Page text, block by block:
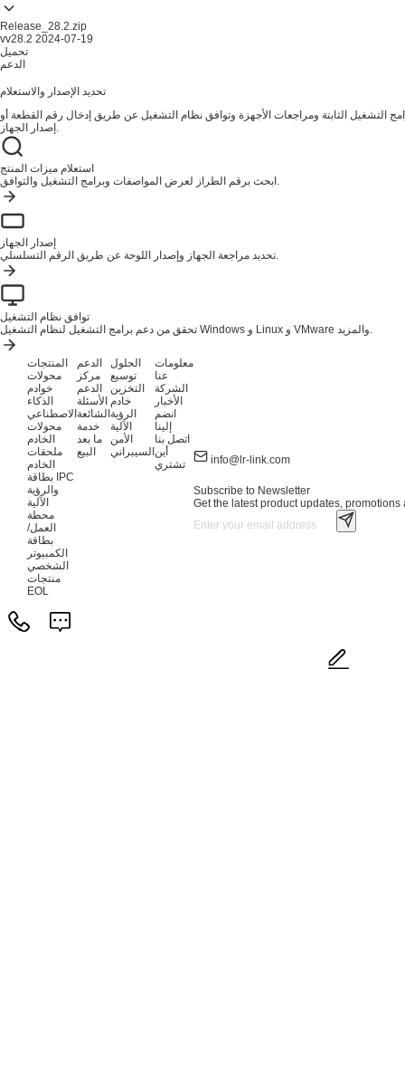
Release_28.2.zip
vv28.2 2024-07-19
تحميل
الدعم
تحديد الإصدار والاستعلام
التشغيل الثابتة ومراجعات الأجهزة وتوافق نظام التشغيل عن طريق إدخال رقم القطعة أو
إصدار الجهاز.
استعلام ميزات المنتج
ابحث برقم الطراز لعرض المواصفات وبرامج التشغيل والتوافق.
إصدار الجهاز
تحديد مراجعة الجهاز وإصدار اللوحة عن طريق الرقم التسلسلي.
توافق نظام التشغيل
تحقق من دعم برامج التشغيل لنظام التشغيل Windows و Linux و VMware والمزيد.
المنتجات
محولات
خوادم
الذكاء
الاصطناعي
محولات
الخادم
ملحقات
الخادم
بطاقة IPC
والرؤية
الآلية
محطة
العمل/
بطاقة
الكمبيوتر
الشخصي
منتجات
EOL
الدعم
مركز
الدعم
الأسئلة
الشائعة
خدمة
ما بعد
البيع
الحلول
توسيع
التخزين
خادم
الرؤية
الآلية
الأمن
السيبراني
معلومات
عنا
الشركة
الأخبار
انضم
إلينا
اتصل بنا
أين
تشتري
info@lr-link.com
Subscribe to Newsletter
Get the latest product updates, promotions